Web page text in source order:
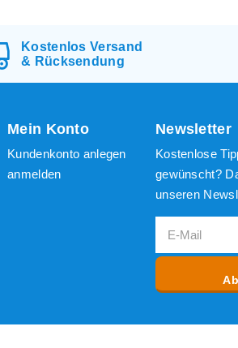
KostenlosVersand
& Rücksendung
Mein Konto
Kundenkonto anlegen
anmelden
Newsletter
Kostenlose
gewünscht?
unseren